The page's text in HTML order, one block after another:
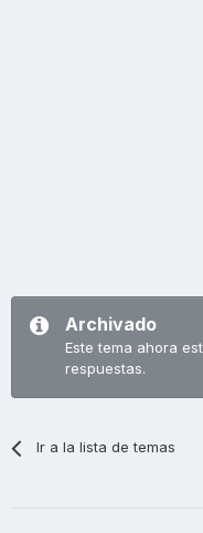
Archivado
Este tema ahora
respuestas.
Ir a la lista de temas